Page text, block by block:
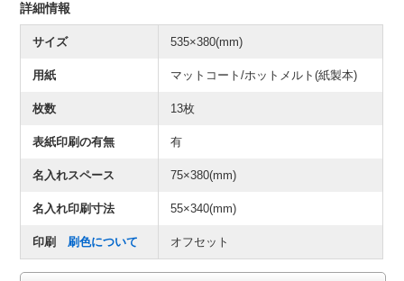
詳細情報
サイズ 535×380(mm)
用紙 マットコート/ホットメルト(紙製本)
枚数 13枚
表紙印刷の有無 有
名入れスペース 75×380(mm)
名入れ印刷寸法 55×340(mm)
印刷刷色について オフセット